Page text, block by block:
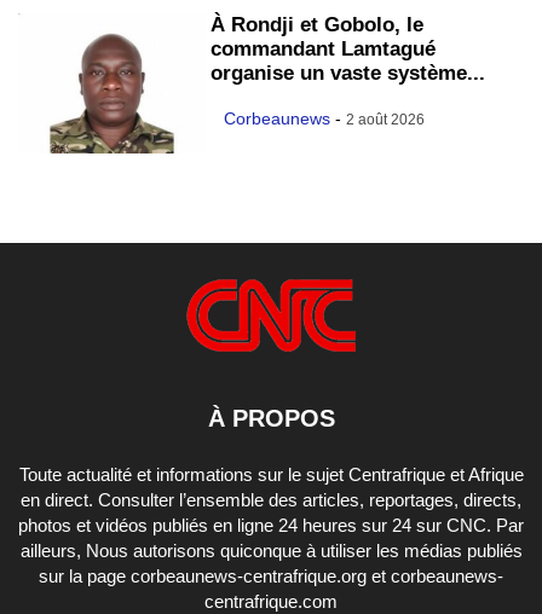
À Rondji et Gobolo, le
commandant Lamtagué
organise un vaste système...
Corbeaunews - 2 août 2026
À PROPOS
Toute actualité et informations sur le sujet Centrafrique et Afrique
en direct. Consulter l’ensemble des articles, reportages, directs,
photos et vidéos publiés en ligne 24 heures sur 24 sur CNC. Par
ailleurs, Nous autorisons quiconque à utiliser les médias publiés
sur la page corbeaunews-centrafrique.org et corbeaunews-
centrafrique.com